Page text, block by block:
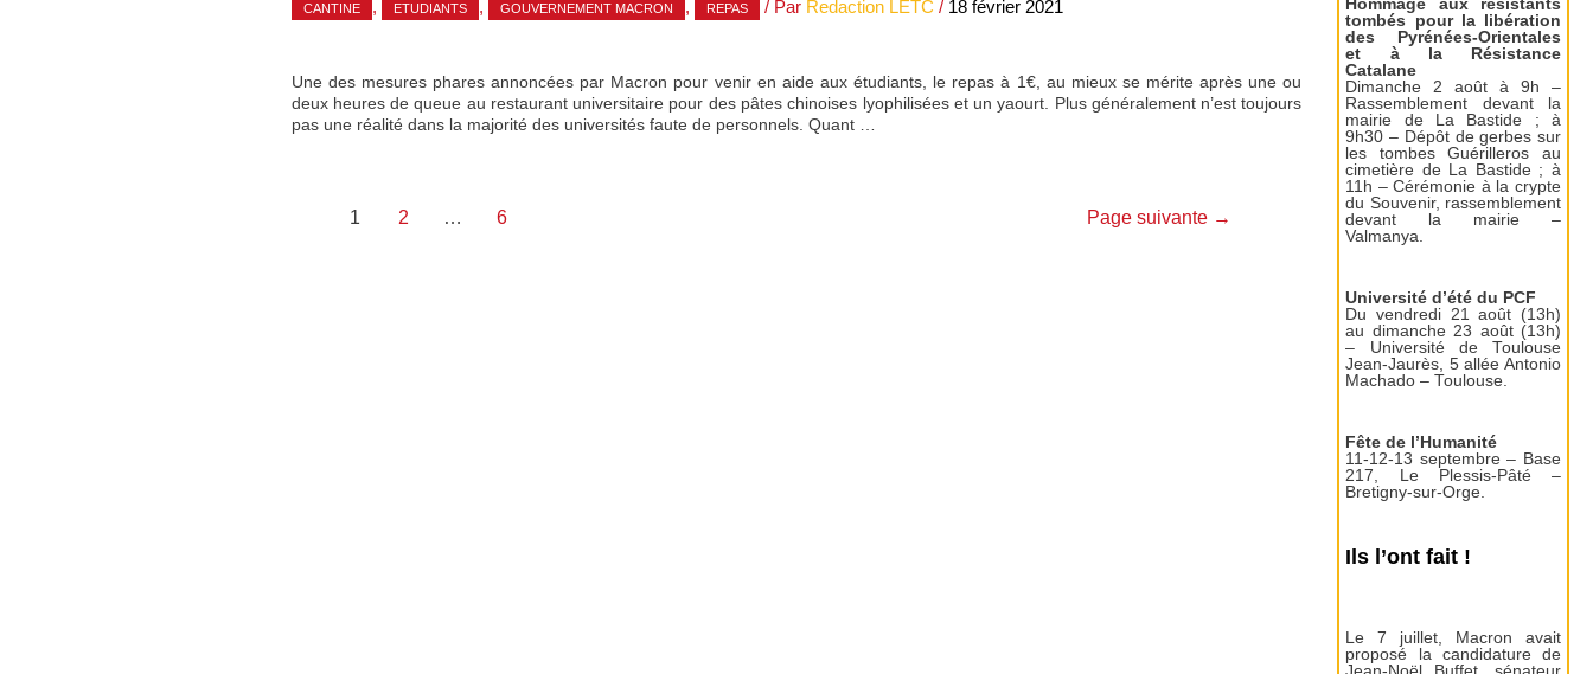
CANTINE , ETUDIANTS , GOUVERNEMENT MACRON , REPAS / Par Redaction LETC / 18 février 2021
Une des mesures phares annoncées par Macron pour venir en aide aux étudiants, le repas à 1€, au mieux se mérite après une ou
deux heures de queue au restaurant universitaire pour des pâtes chinoises lyophilisées et un yaourt. Plus généralement n’est toujours
pas une réalité dans la majorité des universités faute de personnels. Quant …
Pagination
1 2 … 6 Page suivante →
Hommage aux résistants
tombés pour la libération
des Pyrénées-Orientales
et à la Résistance
Catalane
Dimanche 2 août à 9h –
Rassemblement devant la
mairie de La Bastide ; à
9h30 – Dépôt de gerbes sur
les tombes Guérilleros au
cimetière de La Bastide ; à
11h – Cérémonie à la crypte
du Souvenir, rassemblement
devant la mairie –
Valmanya.
Université d’été du PCF
Du vendredi 21 août (13h)
au dimanche 23 août (13h)
– Université de Toulouse
Jean-Jaurès, 5 allée Antonio
Machado – Toulouse.
Fête de l’Humanité
11-12-13 septembre – Base
217, Le Plessis-Pâté –
Bretigny-sur-Orge.
Ils l’ont fait !
Le 7 juillet, Macron avait
proposé la candidature de